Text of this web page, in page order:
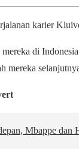
karier
di
mereka
Mbappe dan